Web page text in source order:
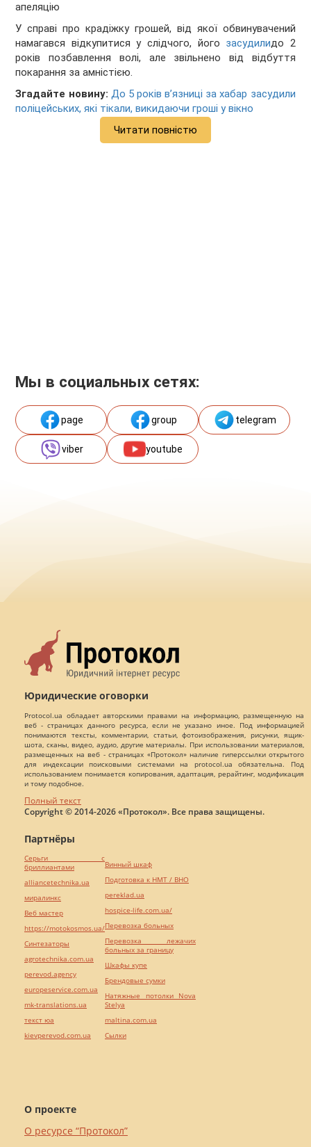
апеляцію
У справі про крадіжку грошей, від якої обвинувачений
намагався відкупитися у слідчого, його засудилидо 2
років позбавлення волі, але звільнено від відбуття
покарання за амністією.
Згадайте новину: До 5 років в’язниці за хабар засудили
поліцейських, які тікали, викидаючи гроші у вікно
Читати повністю
Мы в социальных сетях:
page group telegram
viber youtube
Юридические оговорки
Protocol.ua обладает авторскими правами на информацию, размещенную на
веб - страницах данного ресурса, если не указано иное. Под информацией
понимаются тексты, комментарии, статьи, фотоизображения, рисунки, ящик-
шота, сканы, видео, аудио, другие материалы. При использовании материалов,
размещенных на веб - страницах «Протокол» наличие гиперссылки открытого
для индексации поисковыми системами на protocol.ua обязательна. Под
использованием понимается копирования, адаптация, рерайтинг, модификация
и тому подобное.
Полный текст
Copyright © 2014-2026 «Протокол». Все права защищены.
О проекте
О ресурсе “Протокол”
Партнёры
Серьги с
бриллиантами
alliancetechnika.ua
миралинкс
Веб мастер
https://motokosmos.ua/
Синтезаторы
agrotechnika.com.ua
perevod.agency
europeservice.com.ua
mk-translations.ua
текст юа
kievperevod.com.ua
Винный шкаф
Подготовка к НМТ / ВНО
pereklad.ua
hospice-life.com.ua/
Перевозка больных
Перевозка лежачих
больных за границу
Шкафы купе
Брендовые сумки
Натяжные потолки Nova
Stelya
maltina.com.ua
Cылки